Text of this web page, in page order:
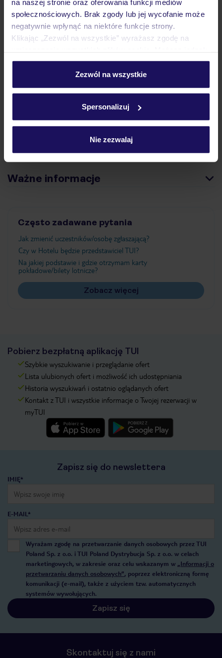
na naszej stronie oraz oferowania funkcji mediów
społecznościowych. Brak zgody lub jej wycofanie może
negatywnie wpłynąć na niektóre funkcje strony.
Klikając „Zezwól na wszystkie” wyrażasz zgodę na
personalizować swój wybór wchodząc w zakładkę
Szczegółowe informacje o plikach cookie znajdziesz
Zezwól na wszystkie
Spersonalizuj
Nie zezwalaj
Opinie
Ważne informacje
Często zadawane pytania
Jak zmienić uczestników/osobę zgłaszającą?
Czy w Hotelu będzie przedstawiciel TUI?
Na jakiej podstawie i gdzie otrzymam karty
pokładowe/bilety lotnicze?
Zobacz więcej
Pobierz bezpłatną aplikację TUI
Szybkie wyszukiwanie i przeglądanie ofert
Lista ulubionych ofert i możliwość ich udostępniania
Historia wyszukiwań i ostatnio oglądanych ofert
Kontakt z TUI i wszystkie informacje o Twojej rezerwacji w
myTUI
Zapisz się do newslettera
IMIĘ*
E-MAIL*
Wyrażam zgodę na przetwarzanie danych osobowych przez TUI
Poland Sp. z o.o. i TUI Poland Dystrybucja Sp. z o.o. w celach
marketingowych, w zakresie oraz celu wskazanym w „Informacji o
przetwarzaniu danych osobowych”, poprzez elektroniczną formę
komunikacji (e-mail), także z użyciem tzw. automatycznych
systemów wywołujących.
Zapisz się
Skontaktuj się z nami